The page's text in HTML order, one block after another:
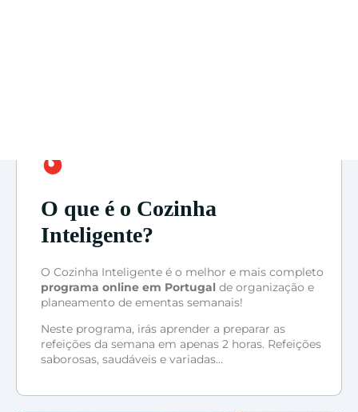
O que é o Cozinha
Inteligente?
O Cozinha Inteligente é o melhor e mais completo
programa online em Portugal de organização e
planeamento de ementas semanais!
Neste programa, irás aprender a preparar as
refeições da semana em apenas 2 horas. Refeições
saborosas, saudáveis e variadas…